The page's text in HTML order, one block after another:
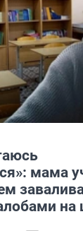
мама
на